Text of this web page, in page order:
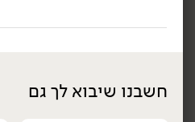
טבעוני
חשבנו שיבוא לך גם